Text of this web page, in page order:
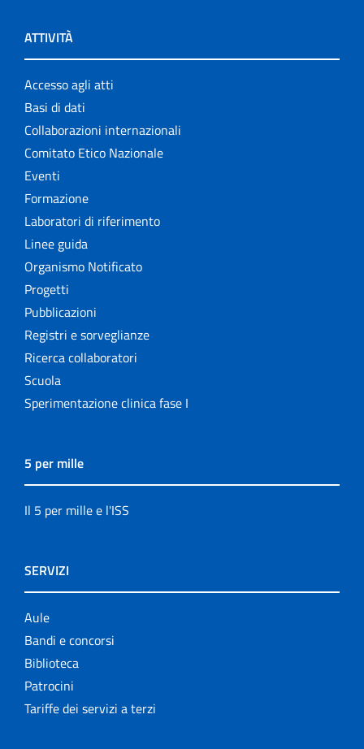
ATTIVITÀ
Accesso agli atti
Basi di dati
Collaborazioni internazionali
Comitato Etico Nazionale
Eventi
Formazione
Laboratori di riferimento
Linee guida
Organismo Notificato
Progetti
Pubblicazioni
Registri e sorveglianze
Ricerca collaboratori
Scuola
Sperimentazione clinica fase I
5 per mille
Il 5 per mille e l'ISS
SERVIZI
Aule
Bandi e concorsi
Biblioteca
Patrocini
Tariffe dei servizi a terzi